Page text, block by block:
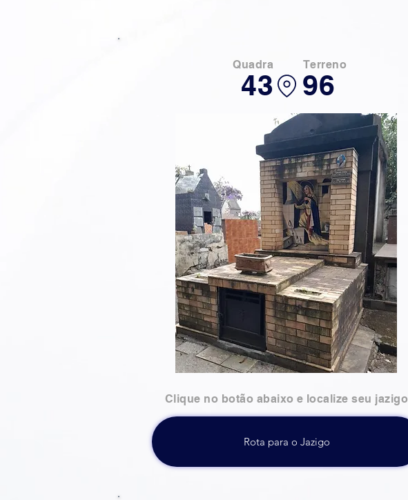
Quadra
43
Terreno
96
Clique no botão abaixo e localize seu jazigo
Rota para o Jazigo